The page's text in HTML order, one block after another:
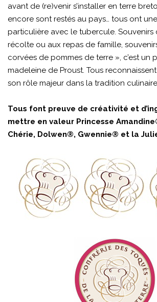
avant de (re)venir s’installer en terre
encore sont restés au pays… tous ont
particulière avec le tubercule. Souvenirs
récolte ou aux repas de famille,
corvées de pommes de terre », c’est un
madeleine de Proust. Tous
son rôle majeur dans la tradition culinaire
Tous font preuve de créativité et
mettre en valeur Princesse
Chérie, Dolwen®, Gwennie® et la